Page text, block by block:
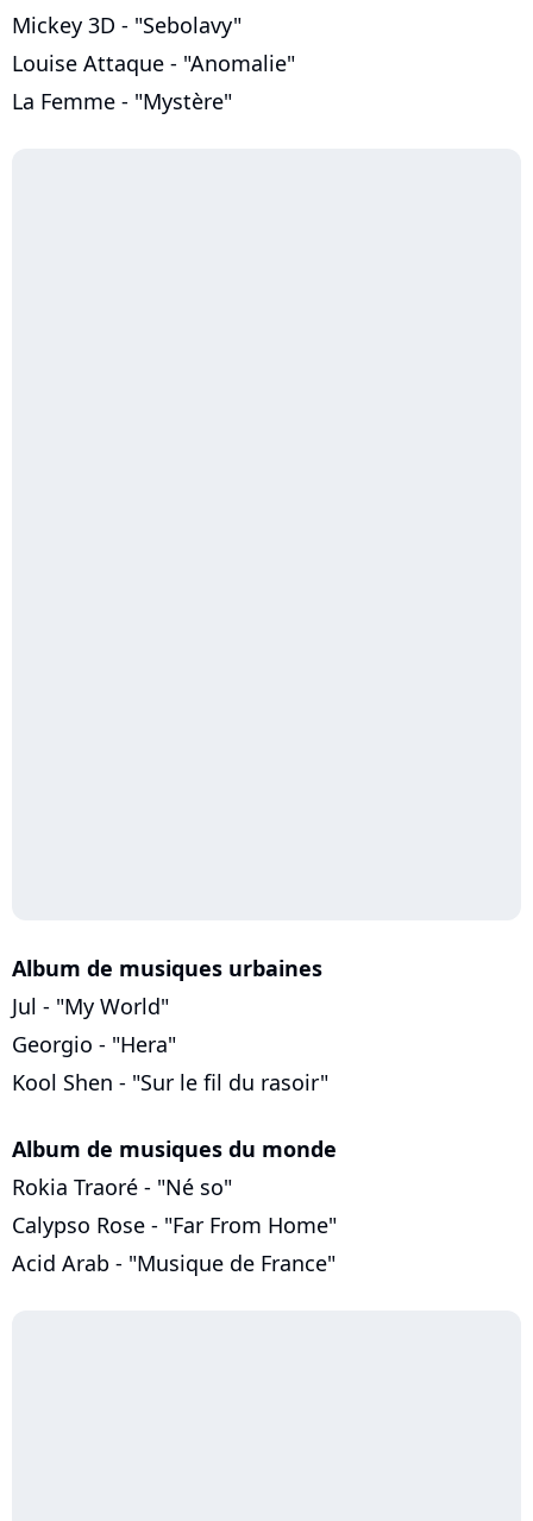
Mickey 3D - "Sebolavy"
Louise Attaque - "Anomalie"
La Femme - "Mystère"
Album de musiques urbaines
Jul - "My World"
Georgio - "Hera"
Kool Shen - "Sur le fil du rasoir"
Album de musiques du monde
Rokia Traoré - "Né so"
Calypso Rose - "Far From Home"
Acid Arab - "Musique de France"